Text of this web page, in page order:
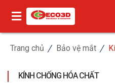
Trang chủ Bảo vệ mắt
KÍNH CHỐNG HÓA CHẤT